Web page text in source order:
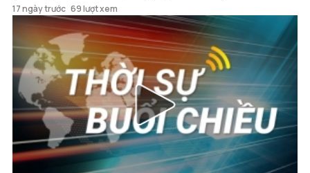
17 ngày trước 69 lượt xem